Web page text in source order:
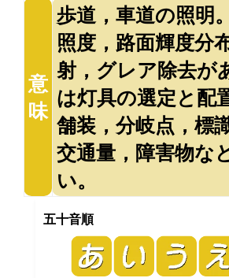
意
味
歩道，車道の照明
照度，路面輝度分
射，グレア除去が
は灯具の選定と配
舗装，分岐点，標
交通量，障害物な
い。
五十音順